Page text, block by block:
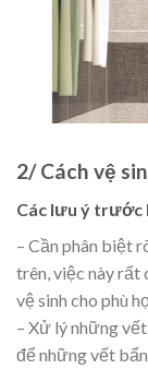
2/ Cách vệ
Các lưu ý trước
– Cần phân biệt
trên, việc này rất
vệ sinh cho phù
– Xử lý những
để những vết